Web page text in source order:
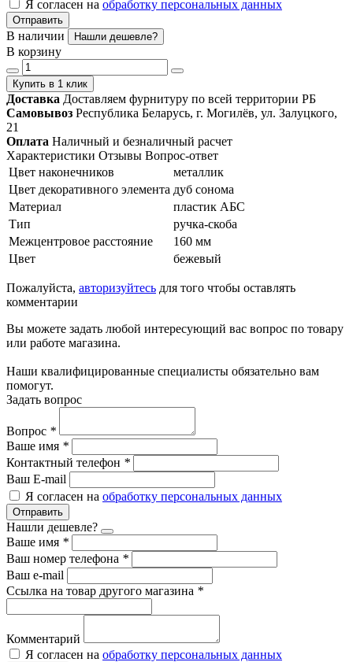
Я согласен на обработку персональных данных
Отправить
В наличии Нашли дешевле?
В корзину
Купить в 1 клик
Доставка Доставляем фурнитуру по всей территории РБ
Самовывоз Республика Беларусь, г. Могилёв, ул. Залуцкого,
21
Оплата Наличный и безналичный расчет
Характеристики Отзывы Вопрос-ответ
Цвет наконечников
металлик
Цвет декоративного элемента дуб сонома
Материал
пластик АБС
Тип
ручка-скоба
Межцентровое расстояние
160 мм
Цвет
бежевый
Пожалуйста, авторизуйтесь для того чтобы оставлять
комментарии
Вы можете задать любой интересующий вас вопрос по товару
или работе магазина.
Наши квалифицированные специалисты обязательно вам
помогут.
Задать вопрос
Вопрос *
Ваше имя *
Контактный телефон *
Ваш E-mail
Я согласен на обработку персональных данных
Отправить
Нашли дешевле?
Ваше имя *
Ваш номер телефона *
Ваш e-mail
Ссылка на товар другого магазина *
Комментарий
Я согласен на обработку персональных данных